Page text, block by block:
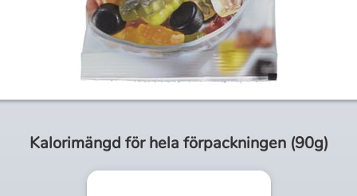
Kalorimängd förhela förpackningen (90g)